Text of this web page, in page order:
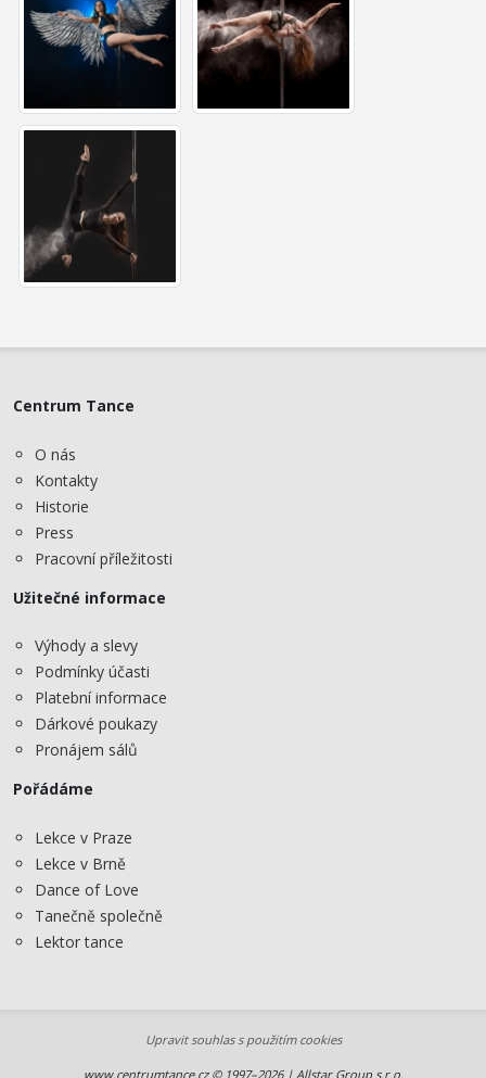
Centrum Tance
O nás
Kontakty
Historie
Press
Pracovní příležitosti
Užitečné informace
Výhody a slevy
Podmínky účasti
Platební informace
Dárkové poukazy
Pronájem sálů
Pořádáme
Lekce v Praze
Lekce v Brně
Dance of Love
Tanečně společně
Lektor tance
Upravit souhlas s použitím cookies
www.centrumtance.cz © 1997–2026 | Allstar Group s.r.o.